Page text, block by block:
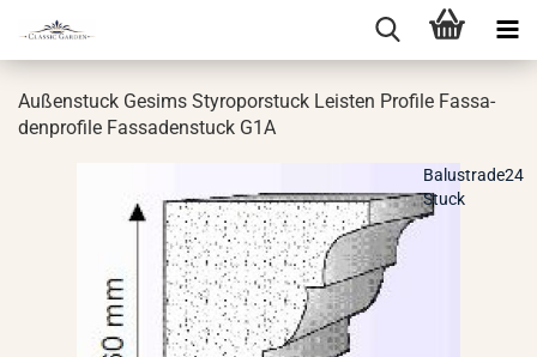
Au­ßen­stuck Ge­sims Sty­ro­por­stuck Leis­ten Pro­fi­le Fas­sa­
den­pro­fi­le Fas­sa­den­stuck G1A
Balustrade24
Stuck